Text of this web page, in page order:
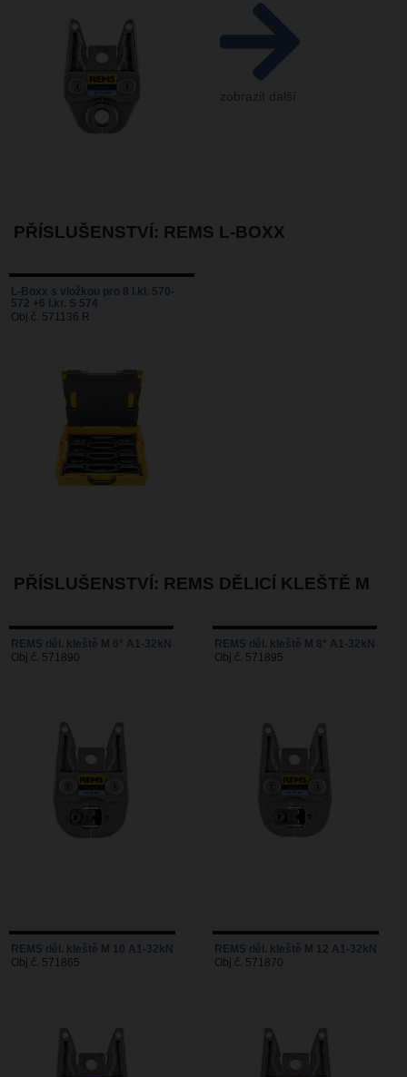
zobrazit další
PŘÍSLUŠENSTVÍ: REMS L-BOXX
L-Boxx s vložkou pro 8 l.kl. 570-
572 +6 l.kr. S 574
Obj.č. 571136 R
PŘÍSLUŠENSTVÍ: REMS DĚLICÍ KLEŠTĚ M
REMS děl. kleště M 6* A1-32kN
Obj.č. 571890
REMS děl. kleště M 8* A1-32kN
Obj.č. 571895
REMS děl. kleště M 10 A1-32kN
Obj.č. 571865
REMS děl. kleště M 12 A1-32kN
Obj.č. 571870